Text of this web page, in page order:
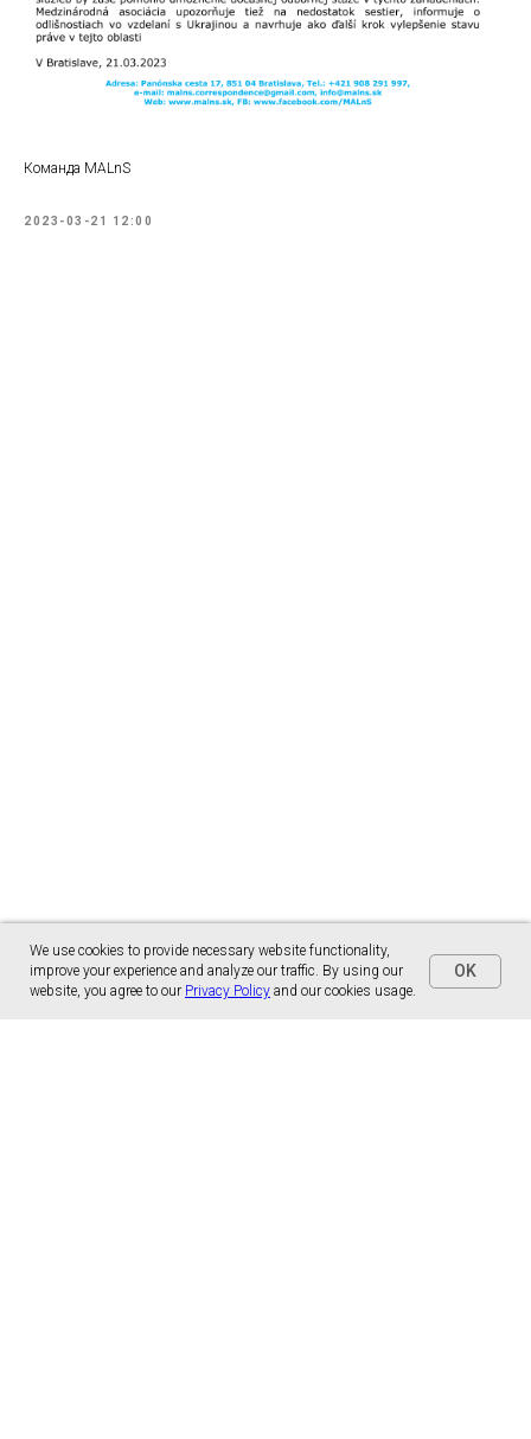
Команда MALnS
2023-03-21 12:00
We use cookies to provide necessary website functionality,
improve your experience and analyze our traffic. By using our
website, you agree to our Privacy Policy and our cookies usage.
OK